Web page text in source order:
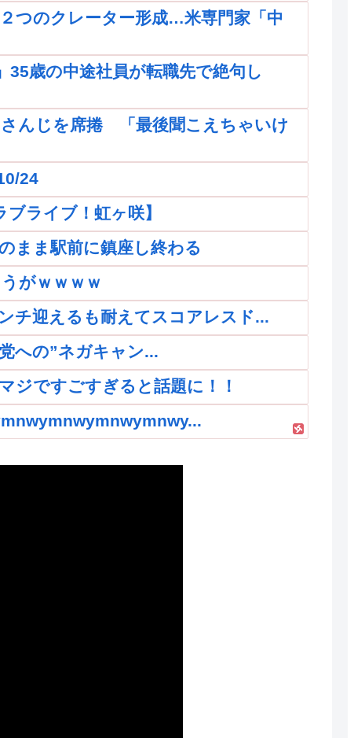
つのクレーター形成…米専門家「中
35歳の中途社員が転職先で絶句し
さんじを席捲 「最後聞こえちゃいけ
24
ライブ！虹ヶ咲】
まま駅前に鎮座し終わる
がｗｗｗｗ
チ迎えるも耐えてスコアレスド...
への”ネガキャン...
ジですごすぎると話題に！！